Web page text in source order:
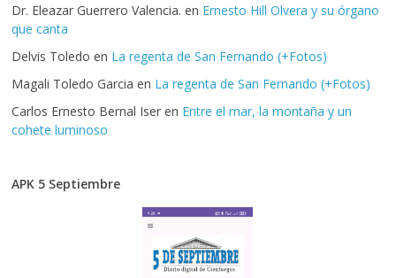
Dr. Eleazar Guerrero Valencia. en Ernesto Hill Olvera y su órgano
que canta
Delvis Toledo en La regenta de San Fernando (+Fotos)
Magali Toledo Garcia en La regenta de San Fernando (+Fotos)
Carlos Ernesto Bernal Iser en Entre el mar, la montaña y un
cohete luminoso
APK 5 Septiembre